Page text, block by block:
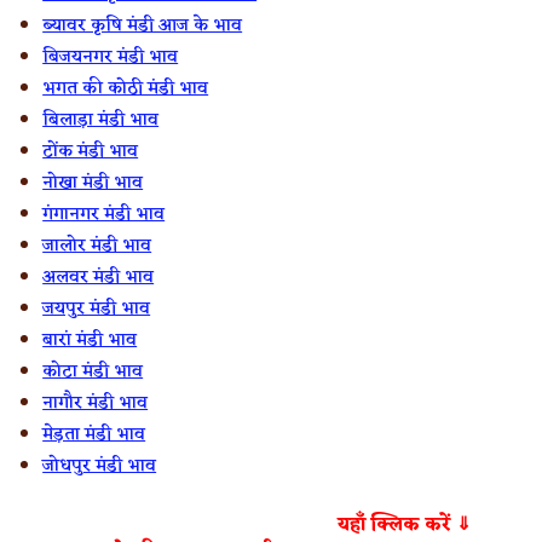
ब्यावर कृषि मंडी आज के भाव
बिजयनगर मंडी भाव
भगत की कोठी मंडी भाव
बिलाड़ा मंडी भाव
टोंक मंडी भाव
नोखा मंडी भाव
गंगानगर मंडी भाव
जालोर मंडी भाव
अलवर मंडी भाव
जयपुर मंडी भाव
बारां मंडी भाव
कोटा मंडी भाव
नागौर मंडी भाव
मेड़ता मंडी भाव
जोधपुर मंडी भाव
यहाँ क्लिक करें ⇓